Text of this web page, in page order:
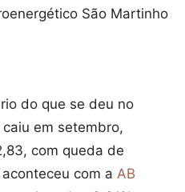
São Martinho
do que se deu no
em setembro,
com queda de
com a AB